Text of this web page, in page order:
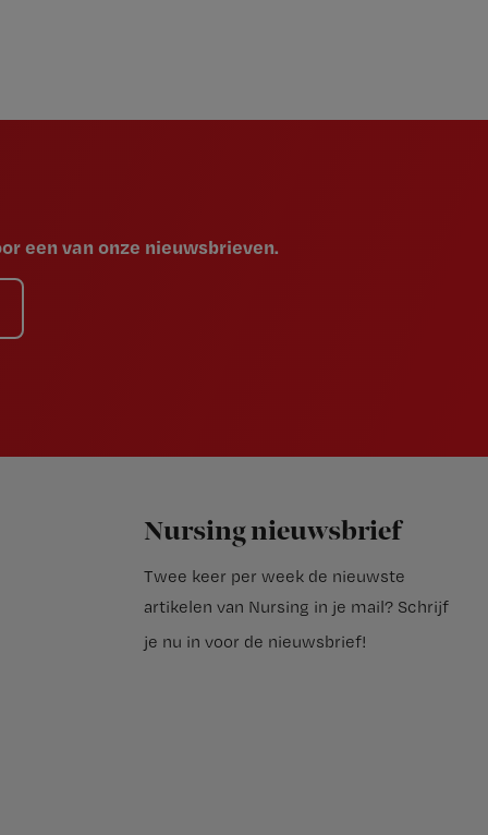
een van onze nieuwsbrieven.
Nursing nieuwsbrief
Twee keer per week de nieuwste
artikelen van Nursing in je mail? Schrijf
je nu in voor de nieuwsbrief!